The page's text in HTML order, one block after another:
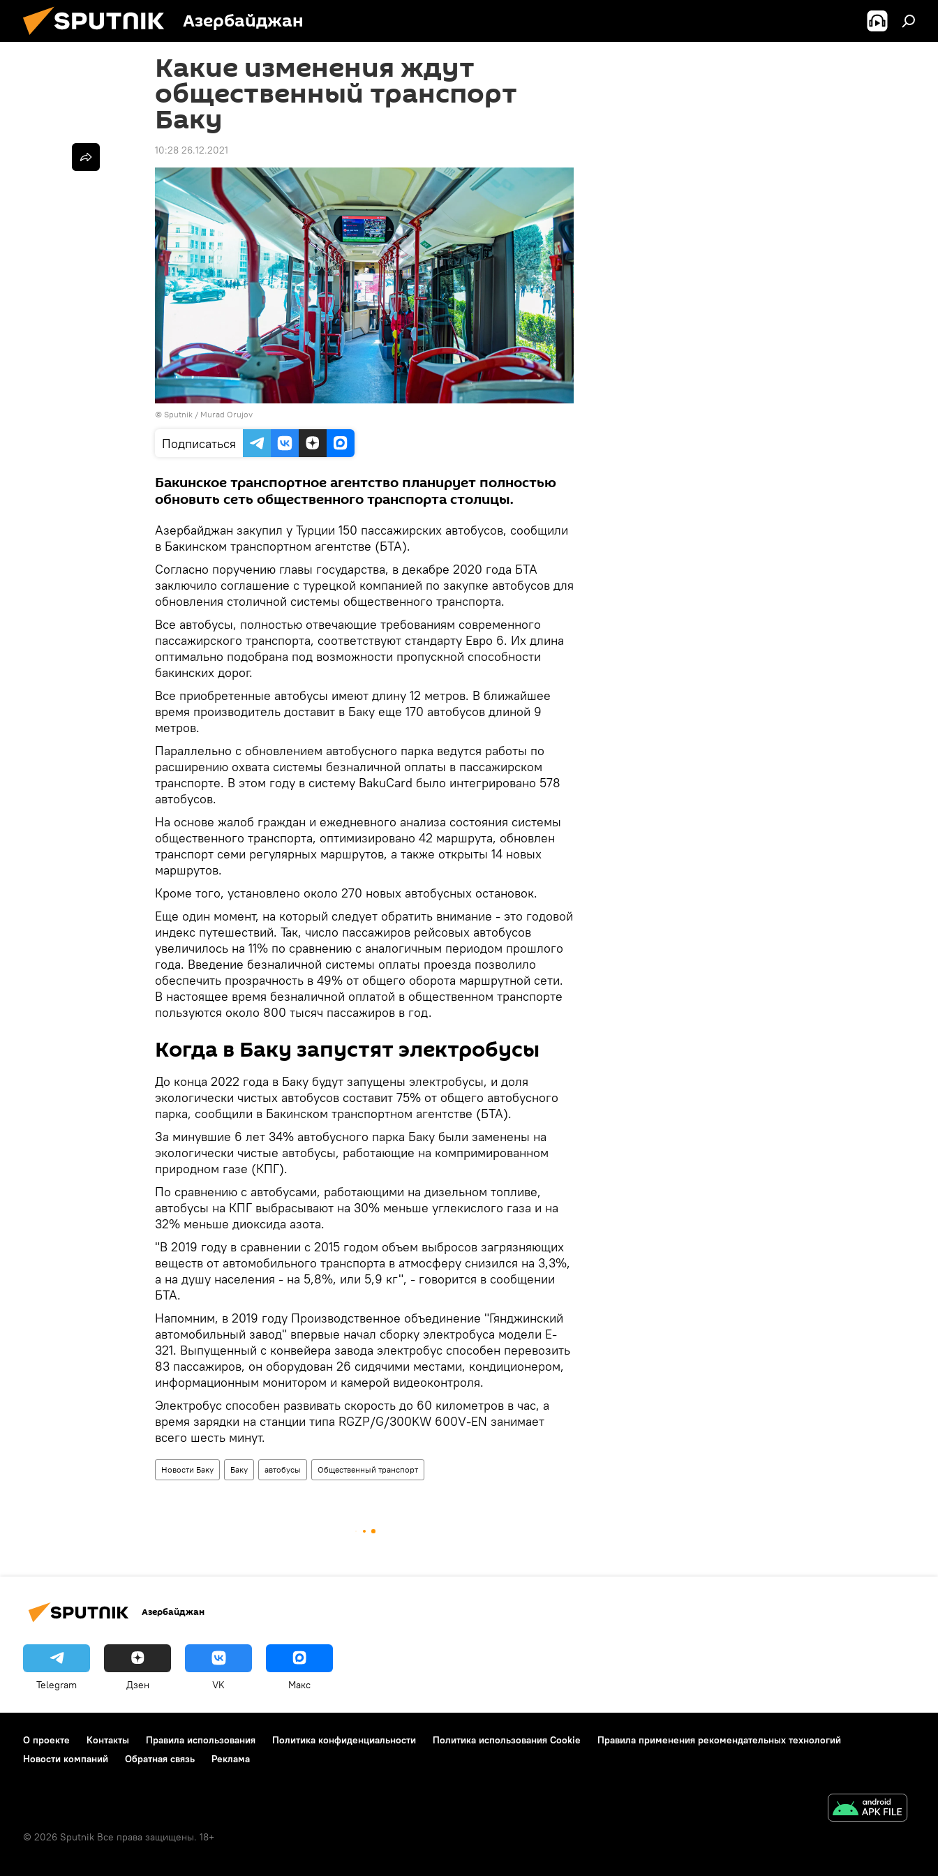
Азербайджан
Какие изменения ждут
общественный транспорт
Баку
10:28 26.12.2021
© Sputnik / Murad Orujov
Подписаться
Бакинское транспортное агентство планирует полностью
обновить сеть общественного транспорта столицы.
Азербайджан закупил у Турции 150 пассажирских автобусов, сообщили
в Бакинском транспортном агентстве (БТА).
Согласно поручению главы государства, в декабре 2020 года БТА
заключило соглашение с турецкой компанией по закупке автобусов для
обновления столичной системы общественного транспорта.
Все автобусы, полностью отвечающие требованиям современного
пассажирского транспорта, соответствуют стандарту Евро 6. Их длина
оптимально подобрана под возможности пропускной способности
бакинских дорог.
Все приобретенные автобусы имеют длину 12 метров. В ближайшее
время производитель доставит в Баку еще 170 автобусов длиной 9
метров.
Параллельно с обновлением автобусного парка ведутся работы по
расширению охвата системы безналичной оплаты в пассажирском
транспорте. В этом году в систему BakuCard было интегрировано 578
автобусов.
На основе жалоб граждан и ежедневного анализа состояния системы
общественного транспорта, оптимизировано 42 маршрута, обновлен
транспорт семи регулярных маршрутов, а также открыты 14 новых
маршрутов.
Кроме того, установлено около 270 новых автобусных остановок.
Еще один момент, на который следует обратить внимание - это годовой
индекс путешествий. Так, число пассажиров рейсовых автобусов
увеличилось на 11% по сравнению с аналогичным периодом прошлого
года. Введение безналичной системы оплаты проезда позволило
обеспечить прозрачность в 49% от общего оборота маршрутной сети.
В настоящее время безналичной оплатой в общественном транспорте
пользуются около 800 тысяч пассажиров в год.
Когда в Баку запустят электробусы
До конца 2022 года в Баку будут запущены электробусы, и доля
экологически чистых автобусов составит 75% от общего автобусного
парка, сообщили в Бакинском транспортном агентстве (БТА).
За минувшие 6 лет 34% автобусного парка Баку были заменены на
экологически чистые автобусы, работающие на компримированном
природном газе (КПГ).
По сравнению с автобусами, работающими на дизельном топливе,
автобусы на КПГ выбрасывают на 30% меньше углекислого газа и на
32% меньше диоксида азота.
"В 2019 году в сравнении с 2015 годом объем выбросов загрязняющих
веществ от автомобильного транспорта в атмосферу снизился на 3,3%,
а на душу населения - на 5,8%, или 5,9 кг", - говорится в сообщении
БТА.
Напомним, в 2019 году Производственное объединение "Гянджинский
автомобильный завод" впервые начал сборку электробуса модели E-
321. Выпущенный с конвейера завода электробус способен перевозить
83 пассажиров, он оборудован 26 сидячими местами, кондиционером,
информационным монитором и камерой видеоконтроля.
Электробус способен развивать скорость до 60 километров в час, а
время зарядки на станции типа RGZP/G/300KW 600V-EN занимает
всего шесть минут.
Новости Баку Баку автобусы Общественный транспорт
Азербайджан
Telegram Дзен VK Макс
О проекте Контакты Правила использования Политика конфиденциальности Политика использования Cookie
Правила применения рекомендательных технологий
Новости компаний
Обратная связь Реклама
© 2026 Sputnik Все права защищены. 18+